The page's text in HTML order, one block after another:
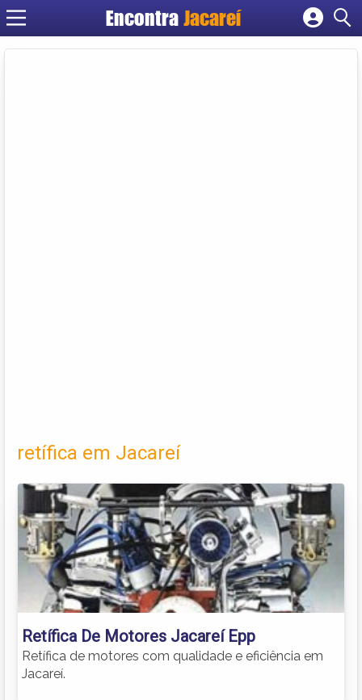
Encontra Jacareí
Cadastrar empresa
retífica em Jacareí
Retífica De Motores Jacareí Epp
Retífica de motores com qualidade e eficiência em
Jacareí.